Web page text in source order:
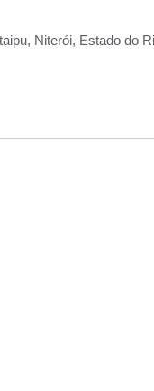
Niterói, Estado do